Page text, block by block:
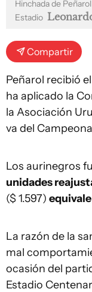
Hinchada de
Estadio
Compartir
Peñarol recibió
ha aplicado la
la Asociación
va del
Los aurinegros
unidades
($ 1.597) equivale
La razón de la
mal
ocasión del
Estadio